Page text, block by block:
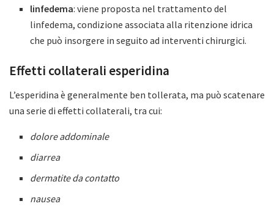
linfedema: viene proposta nel trattamento del
linfedema, condizione associata alla ritenzione idrica
che può insorgere in seguito ad interventi chirurgici.
Effetti collaterali esperidina
L’esperidina è generalmente ben tollerata, ma può scatenare
una serie di effetti collaterali, tra cui:
dolore addominale
diarrea
dermatite da contatto
nausea